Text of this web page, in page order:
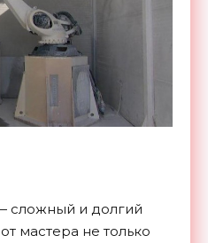
сложный и долгий
мастера не только